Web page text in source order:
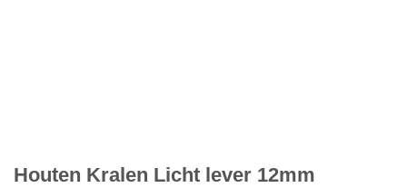
Houten Kralen Licht lever 12mm